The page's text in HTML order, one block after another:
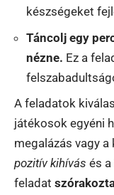
készségeket
Táncolj egy
nézne. Ez a
A feladatok
játékosok egyéni
megalázás vagy
pozitív kihívás és
feladat